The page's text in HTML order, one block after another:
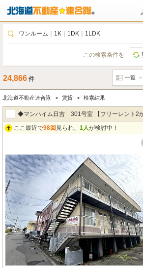
ワンルーム 1K 1DK 1LDK
この検索条件を
24,866 件
北海道不動産連合隊 賃貸 検索結果
◆マンハイム日吉 301号室 【フリーレント2
歩３分】
ここ最近で98回 見られ、 1人が検討中！